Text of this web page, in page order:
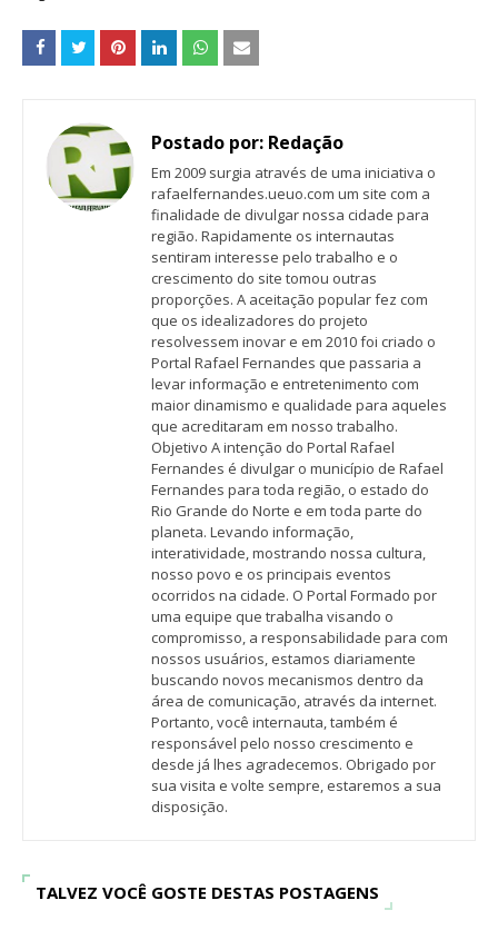
Postado por: Redação
Em 2009 surgia através de uma iniciativa o
rafaelfernandes.ueuo.com um site com a
finalidade de divulgar nossa cidade para
região. Rapidamente os internautas
sentiram interesse pelo trabalho e o
crescimento do site tomou outras
proporções. A aceitação popular fez com
que os idealizadores do projeto
resolvessem inovar e em 2010 foi criado o
Portal Rafael Fernandes que passaria a
levar informação e entretenimento com
maior dinamismo e qualidade para aqueles
que acreditaram em nosso trabalho.
Objetivo A intenção do Portal Rafael
Fernandes é divulgar o município de Rafael
Fernandes para toda região, o estado do
Rio Grande do Norte e em toda parte do
planeta. Levando informação,
interatividade, mostrando nossa cultura,
nosso povo e os principais eventos
ocorridos na cidade. O Portal Formado por
uma equipe que trabalha visando o
compromisso, a responsabilidade para com
nossos usuários, estamos diariamente
buscando novos mecanismos dentro da
área de comunicação, através da internet.
Portanto, você internauta, também é
responsável pelo nosso crescimento e
desde já lhes agradecemos. Obrigado por
sua visita e volte sempre, estaremos a sua
disposição.
TALVEZ VOCÊ GOSTE DESTAS POSTAGENS